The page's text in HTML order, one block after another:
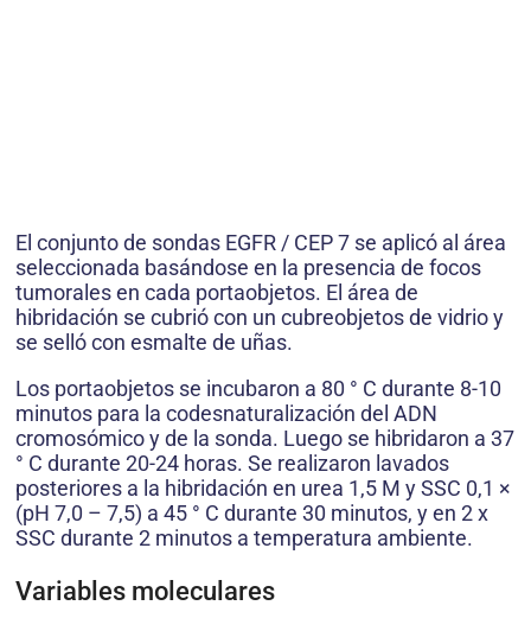
El conjunto de sondas EGFR / CEP 7 se aplicó al área
seleccionada basándose en la presencia de focos
tumorales en cada portaobjetos. El área de
hibridación se cubrió con un cubreobjetos de vidrio y
se selló con esmalte de uñas.
Los portaobjetos se incubaron a 80 ° C durante 8-10
minutos para la codesnaturalización del ADN
cromosómico y de la sonda. Luego se hibridaron a 37
° C durante 20-24 horas. Se realizaron lavados
posteriores a la hibridación en urea 1,5 M y SSC 0,1 ×
(pH 7,0 – 7,5) a 45 ° C durante 30 minutos, y en 2 x
SSC durante 2 minutos a temperatura ambiente.
Variables moleculares